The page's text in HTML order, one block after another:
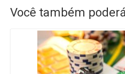
Você também